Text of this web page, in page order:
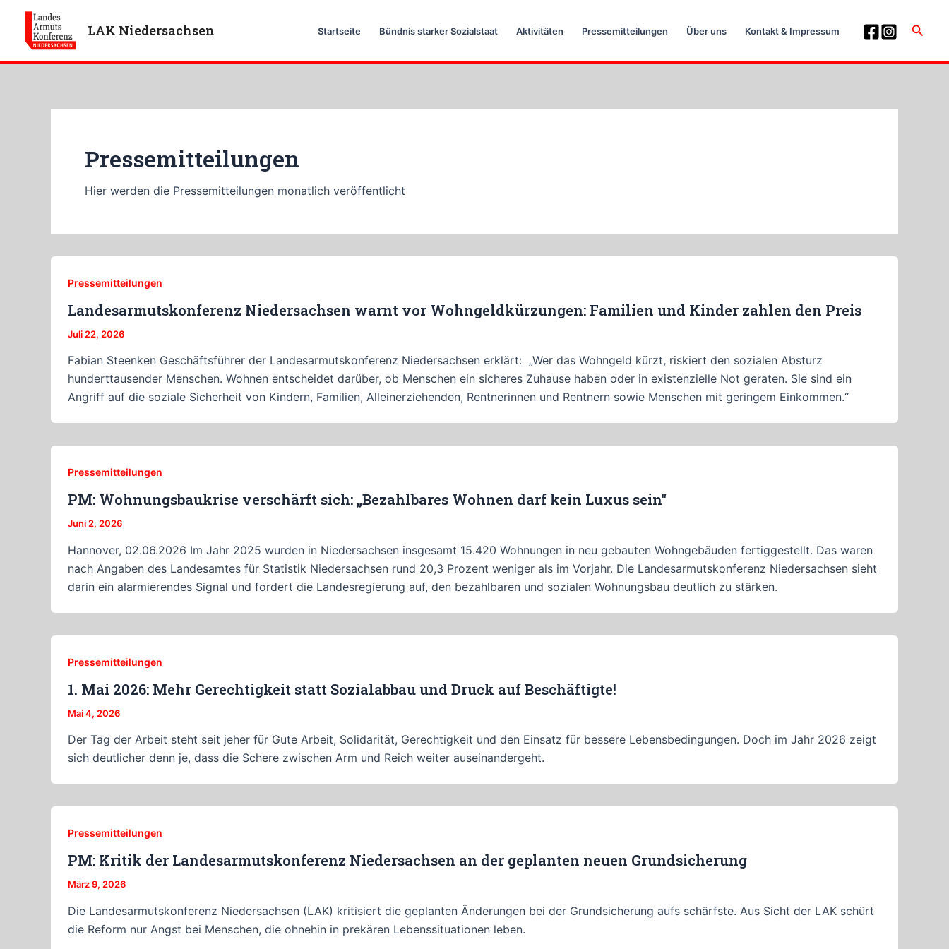
springen
LAK Niedersachsen Startseite Bündnis starker Sozialstaat Aktivitäten Pressemitteilungen Über uns Kontakt & Impressum Suche
Pressemitteilungen
Hier werden die Pressemitteilungen monatlich veröffentlicht
Pressemitteilungen
Landesarmutskonferenz Niedersachsen warnt vor Wohngeldkürzungen: Familien und Kinder zahlen den Preis
Juli 22, 2026
Fabian Steenken Geschäftsführer der Landesarmutskonferenz Niedersachsen erklärt: „Wer das Wohngeld kürzt, riskiert den sozialen Absturz
hunderttausender Menschen. Wohnen entscheidet darüber, ob Menschen ein sicheres Zuhause haben oder in existenzielle Not geraten. Sie sind ein
Angriff auf die soziale Sicherheit von Kindern, Familien, Alleinerziehenden, Rentnerinnen und Rentnern sowie Menschen mit geringem Einkommen.“
Pressemitteilungen
PM: Wohnungsbaukrise verschärft sich: „Bezahlbares Wohnen darf kein Luxus sein“
Juni 2, 2026
Hannover, 02.06.2026 Im Jahr 2025 wurden in Niedersachsen insgesamt 15.420 Wohnungen in neu gebauten Wohngebäuden fertiggestellt. Das waren
nach Angaben des Landesamtes für Statistik Niedersachsen rund 20,3 Prozent weniger als im Vorjahr. Die Landesarmutskonferenz Niedersachsen sieht
darin ein alarmierendes Signal und fordert die Landesregierung auf, den bezahlbaren und sozialen Wohnungsbau deutlich zu stärken.
Pressemitteilungen
1. Mai 2026: Mehr Gerechtigkeit statt Sozialabbau und Druck auf Beschäftigte!
Mai 4, 2026
Der Tag der Arbeit steht seit jeher für Gute Arbeit, Solidarität, Gerechtigkeit und den Einsatz für bessere Lebensbedingungen. Doch im Jahr 2026 zeigt
sich deutlicher denn je, dass die Schere zwischen Arm und Reich weiter auseinandergeht.
Pressemitteilungen
PM: Kritik der Landesarmutskonferenz Niedersachsen an der geplanten neuen Grundsicherung
März 9, 2026
Die Landesarmutskonferenz Niedersachsen (LAK) kritisiert die geplanten Änderungen bei der Grundsicherung aufs schärfste. Aus Sicht der LAK schürt
die Reform nur Angst bei Menschen, die ohnehin in prekären Lebenssituationen leben.